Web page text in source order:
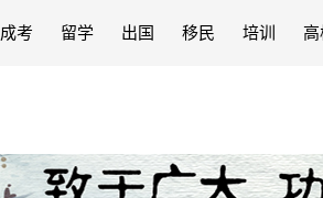
成考 留学 出国 移民 培训 高